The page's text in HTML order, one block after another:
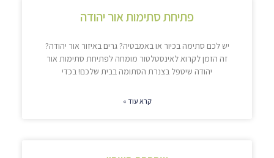
פתיחת סתימות אור יהודה
יש לכם סתימה בכיור או באמבטיה? גרים באיזור אור יהודה?
זה הזמן לקרוא לאינסטלטור מומחה לפתיחת סתימות אור
יהודה שיטפל בצנרת הסתומה בבית שלכם! בכדי
קרא עוד »